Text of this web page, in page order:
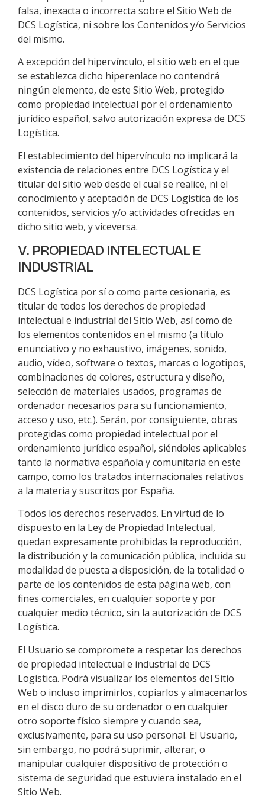
falsa, inexacta o incorrecta sobre el Sitio Web de
DCS Logística, ni sobre los Contenidos y/o Servicios
del mismo.
A excepción del hipervínculo, el sitio web en el que
se establezca dicho hiperenlace no contendrá
ningún elemento, de este Sitio Web, protegido
como propiedad intelectual por el ordenamiento
jurídico español, salvo autorización expresa de DCS
Logística.
El establecimiento del hipervínculo no implicará la
existencia de relaciones entre DCS Logística y el
titular del sitio web desde el cual se realice, ni el
conocimiento y aceptación de DCS Logística de los
contenidos, servicios y/o actividades ofrecidas en
dicho sitio web, y viceversa.
V. PROPIEDAD INTELECTUAL E
INDUSTRIAL
DCS Logística por sí o como parte cesionaria, es
titular de todos los derechos de propiedad
intelectual e industrial del Sitio Web, así como de
los elementos contenidos en el mismo (a título
enunciativo y no exhaustivo, imágenes, sonido,
audio, vídeo, software o textos, marcas o logotipos,
combinaciones de colores, estructura y diseño,
selección de materiales usados, programas de
ordenador necesarios para su funcionamiento,
acceso y uso, etc.). Serán, por consiguiente, obras
protegidas como propiedad intelectual por el
ordenamiento jurídico español, siéndoles aplicables
tanto la normativa española y comunitaria en este
campo, como los tratados internacionales relativos
a la materia y suscritos por España.
Todos los derechos reservados. En virtud de lo
dispuesto en la Ley de Propiedad Intelectual,
quedan expresamente prohibidas la reproducción,
la distribución y la comunicación pública, incluida su
modalidad de puesta a disposición, de la totalidad o
parte de los contenidos de esta página web, con
fines comerciales, en cualquier soporte y por
cualquier medio técnico, sin la autorización de DCS
Logística.
El Usuario se compromete a respetar los derechos
de propiedad intelectual e industrial de DCS
Logística. Podrá visualizar los elementos del Sitio
Web o incluso imprimirlos, copiarlos y almacenarlos
en el disco duro de su ordenador o en cualquier
otro soporte físico siempre y cuando sea,
exclusivamente, para su uso personal. El Usuario,
sin embargo, no podrá suprimir, alterar, o
manipular cualquier dispositivo de protección o
sistema de seguridad que estuviera instalado en el
Sitio Web.